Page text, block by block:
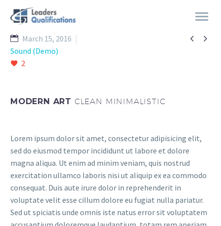
 
March 15, 2016
Sound (Demo)
2
MODERN ART CLEAN MINIMALISTIC
Lorem ipsum dolor sit amet, consectetur adipisicing elit,
sed do eiusmod tempor incididunt ut labore et dolore
magna aliqua. Ut enim ad minim veniam, quis nostrud
exercitation ullamco laboris nisi ut aliquip ex ea commodo
consequat. Duis aute irure dolor in reprehenderit in
voluptate velit esse cillum dolore eu fugiat nulla pariatur.
Sed ut spiciatis unde omnis iste natus error sit voluptatem